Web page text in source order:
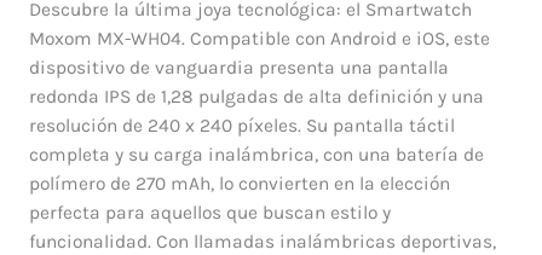
original
era:
$ 185.000.
actual
es:
$ 148.000.
Descubre la última joya tecnológica: el Smartwatch
Moxom MX-WH04. Compatible con Android e iOS, este
dispositivo de vanguardia presenta una pantalla
redonda IPS de 1,28 pulgadas de alta definición y una
resolución de 240 x 240 píxeles. Su pantalla táctil
completa y su carga inalámbrica, con una batería de
polímero de 270 mAh, lo convierten en la elección
perfecta para aquellos que buscan estilo y
funcionalidad. Con llamadas inalámbricas deportivas,